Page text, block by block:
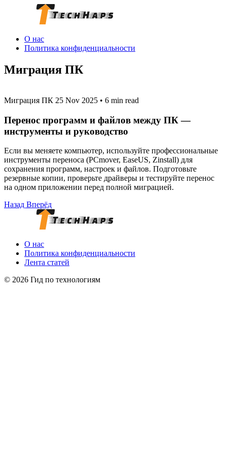
О нас
Политика конфиденциальности
Миграция ПК
Миграция ПК 25 Nov 2025 • 6 min read
Перенос программ и файлов между ПК —
инструменты и руководство
Если вы меняете компьютер, используйте профессиональные
инструменты переноса (PCmover, EaseUS, Zinstall) для
сохранения программ, настроек и файлов. Подготовьте
резервные копии, проверьте драйверы и тестируйте перенос
на одном приложении перед полной миграцией.
Назад Вперёд
О нас
Политика конфиденциальности
Лента статей
© 2026 Гид по технологиям